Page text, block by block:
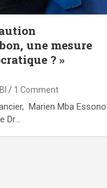
une mesure
? »
1 Comment
Marien Mba Essono
Dr…